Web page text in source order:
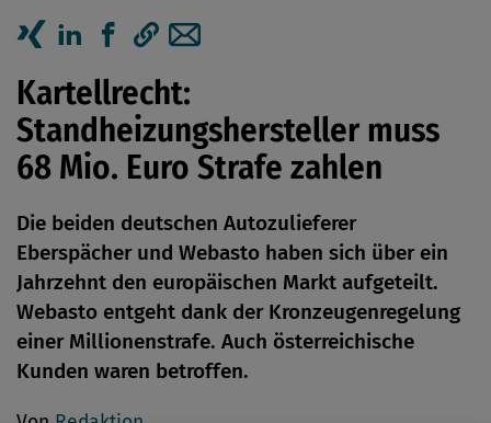
Seiteninhalt
Kartellrecht:
Standheizungshersteller muss
68 Mio. Euro Strafe zahlen
Die beiden deutschen Autozulieferer
Eberspächer und Webasto haben sich über ein
Jahrzehnt den europäischen Markt aufgeteilt.
Webasto entgeht dank der Kronzeugenregelung
einer Millionenstrafe. Auch österreichische
Kunden waren betroffen.